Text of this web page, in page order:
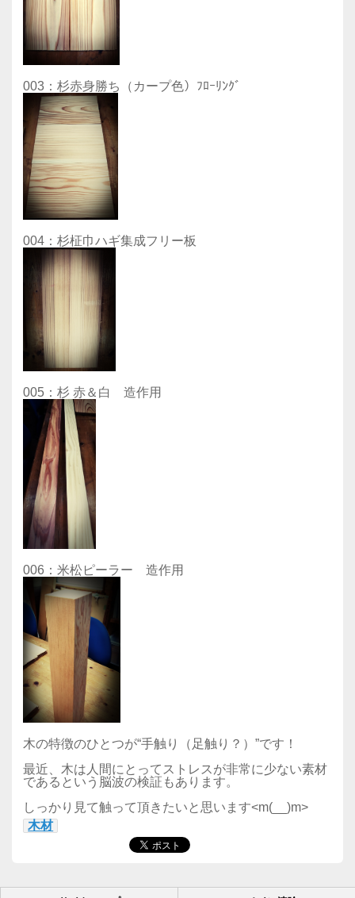
003：杉赤身勝ち（カープ色）ﾌﾛｰﾘﾝｸﾞ
004：杉柾巾ハギ集成フリー板
005：杉 赤＆白 造作用
006：米松ピーラー 造作用
木の特徴のひとつが“手触り（足触り？）”です！
最近、木は人間にとってストレスが非常に少ない素材
であるという脳波の検証もあります。
しっかり見て触って頂きたいと思います<m(__)m>
木材